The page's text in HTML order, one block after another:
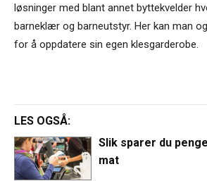
løsninger med blant annet byttekvelder
barneklær og barneutstyr. Her kan man
for å oppdatere sin egen klesgarderobe.
LES OGSÅ:
Slik sparer du
mat